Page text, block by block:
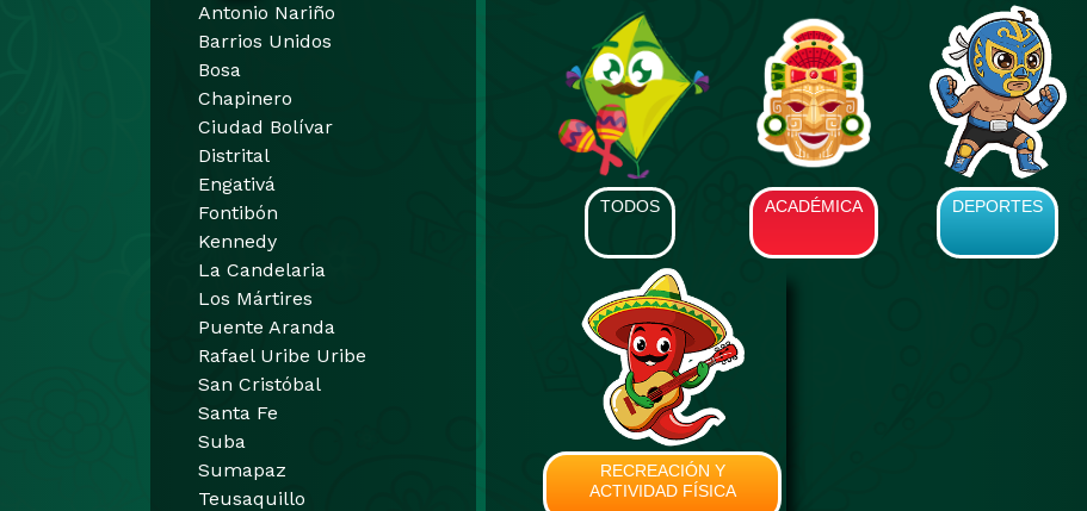
Antonio Nariño
Barrios Unidos
Bosa
Chapinero
Ciudad Bolívar
Distrital
Engativá
Fontibón
Kennedy
La Candelaria
Los Mártires
Puente Aranda
Rafael Uribe Uribe
San Cristóbal
Santa Fe
Suba
Sumapaz
Teusaquillo
TODOS ACADÉMICA DEPORTES
RECREACIÓN Y
ACTIVIDAD FÍSICA